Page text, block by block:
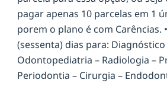
pagar apenas 10 parcelas em 1
porem o plano é com Carências.
(sessenta) dias para:
Odontopediatria – Radiologia –
Periodontia – Cirurgia –